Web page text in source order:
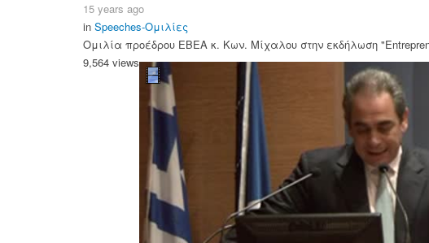
15 years ago
in Speeches-Ομιλίες
Ομιλία προέδρου ΕΒΕΑ κ. Κων. Μίχαλου στην εκδήλωση
9,564 views